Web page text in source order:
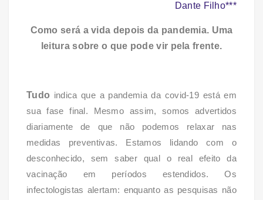
Dante Filho***
Como será a vida depois da pandemia. Uma
leitura sobre o que pode vir pela frente.
Tudo indica que a pandemia da covid-19 está em
sua fase final. Mesmo assim, somos advertidos
diariamente de que não podemos relaxar nas
medidas preventivas. Estamos lidando com o
desconhecido, sem saber qual o real efeito da
vacinação em períodos estendidos. Os
infectologistas alertam: enquanto as pesquisas não